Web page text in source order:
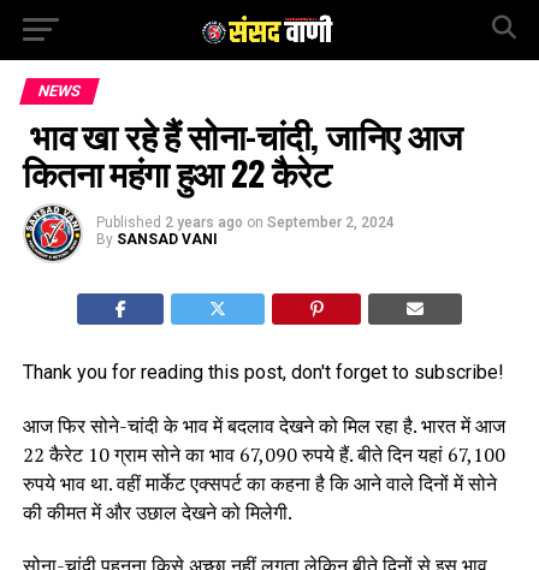
NEWS
भाव खा रहे हैं सोना-चांदी, जानिए आज
कितना महंगा हुआ 22 कैरेट
Published 2 years ago on September 2, 2024
By SANSAD VANI
Thank you for reading this post, don't forget to subscribe!
आज फिर सोने-चांदी के भाव में बदलाव देखने को मिल रहा है. भारत में आज
22 कैरेट 10 ग्राम सोने का भाव 67,090 रुपये हैं. बीते दिन यहां 67,100
रुपये भाव था. वहीं मार्केट एक्सपर्ट का कहना है कि आने वाले दिनों में सोने
की कीमत में और उछाल देखने को मिलेगी.